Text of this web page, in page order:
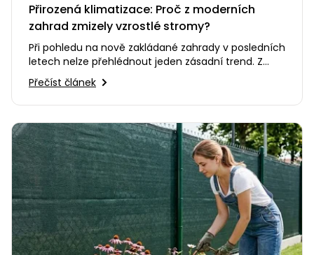
Přirozená klimatizace: Proč z moderních
zahrad zmizely vzrostlé stromy?
Při pohledu na nově zakládané zahrady v posledních
letech nelze přehlédnout jeden zásadní trend. Z
našich pozemků se…
Přečíst článek